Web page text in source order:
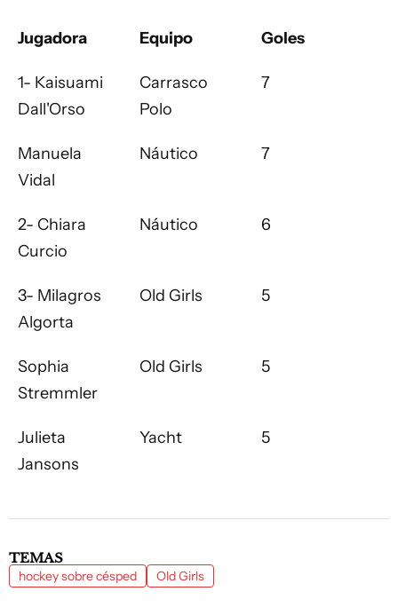
Jugadora Equipo Goles
1- Kaisuami
Dall'Orso
Carrasco
Polo
7
Manuela
Vidal
Náutico 7
2- Chiara
Curcio
Náutico 6
3- Milagros
Algorta
Old Girls 5
Sophia
Stremmler
Old Girls 5
Julieta
Jansons
Yacht 5
TEMAS
hockey sobre césped Old Girls